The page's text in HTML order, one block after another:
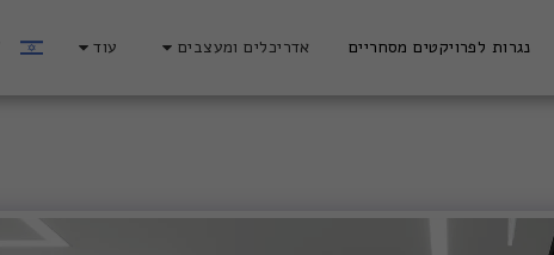
נגרות לפרויקטים מסחריים אדריכלים ומעצבים עוד